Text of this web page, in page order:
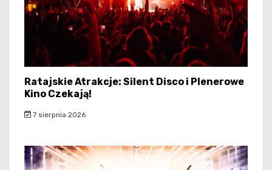
Ratajskie Atrakcje: Silent Disco i Plenerowe
Kino Czekają!
7 sierpnia 2026